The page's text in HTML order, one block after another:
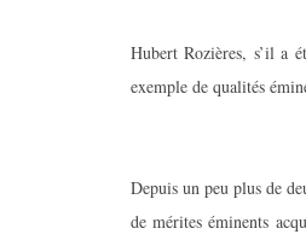
Hubert Rozières, s’il a
exemple de qualités
Depuis un peu plus de
de mérites éminents